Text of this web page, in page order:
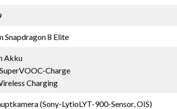
Snapdragon 8 Elite
Akku
Charge
Charging
(Sony-LytioLYT-900-Sensor, OIS)